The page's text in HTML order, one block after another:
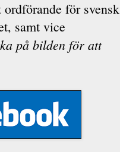
för svensk
samt vice
på bilden för att